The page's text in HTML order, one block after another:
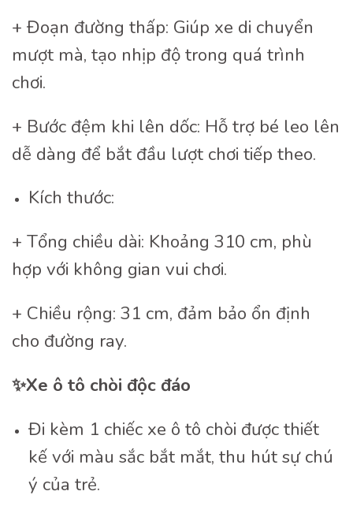
+ Đoạn đường thấp: Giúp xe di chuyển
mượt mà, tạo nhịp độ trong quá trình
chơi.
+ Bước đệm khi lên dốc: Hỗ trợ bé leo lên
dễ dàng để bắt đầu lượt chơi tiếp theo.
Kích thước:
+ Tổng chiều dài: Khoảng 310 cm, phù
hợp với không gian vui chơi.
+ Chiều rộng: 31 cm, đảm bảo ổn định
cho đường ray.
✨Xe ô tô chòi độc đáo
Đi kèm 1 chiếc xe ô tô chòi được thiết
kế với màu sắc bắt mắt, thu hút sự chú
ý của trẻ.